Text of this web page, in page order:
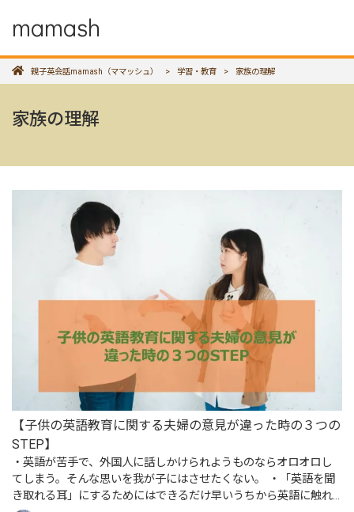
mamash
親子英会話mamash（ママッシュ） > 学習・教育 > 家族の理解
家族の理解
【子供の英語教育に関する夫婦の意見が違った時の３つの
STEP】
・英語が苦手で、外国人に話しかけられようものならオロオロし
てしまう。そんな思いを我が子にはさせたくない。 ・「英語を聞
き取れる耳」にするためにはできるだけ早いうちから英語に触れ